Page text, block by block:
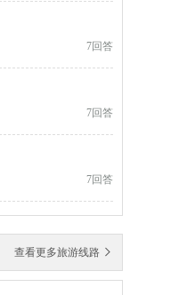
7回答
7回答
7回答
查看更多旅游线路 